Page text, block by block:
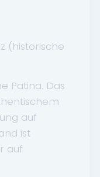
(historische
Patina. Das
auf
ist
auf